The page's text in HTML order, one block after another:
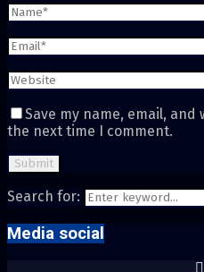
Save my name, email,
the next time I comment.
Search for:
Media social